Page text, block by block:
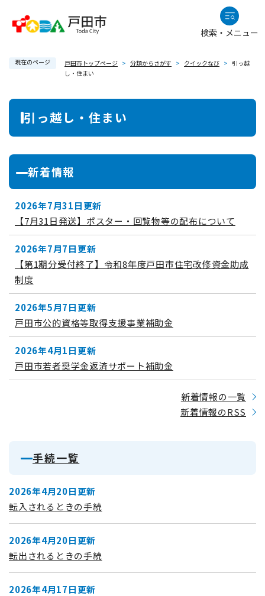
検索・メニュー
現在のページ 戸田市トップページ > 分類からさがす > クイックなび > 引っ越
し・住まい
本
引っ越し・住まい
新着情報
2026年7月31日更新
【7月31日発送】ポスター・回覧物等の配布について
2026年7月7日更新
【第1期分受付終了】令和8年度戸田市住宅改修資金助成
制度
2026年5月7日更新
戸田市公的資格等取得支援事業補助金
2026年4月1日更新
戸田市若者奨学金返済サポート補助金
新着情報の一覧
新着情報のRSS
手続一覧
2026年4月20日更新
転入されるときの手続
2026年4月20日更新
転出されるときの手続
2026年4月17日更新